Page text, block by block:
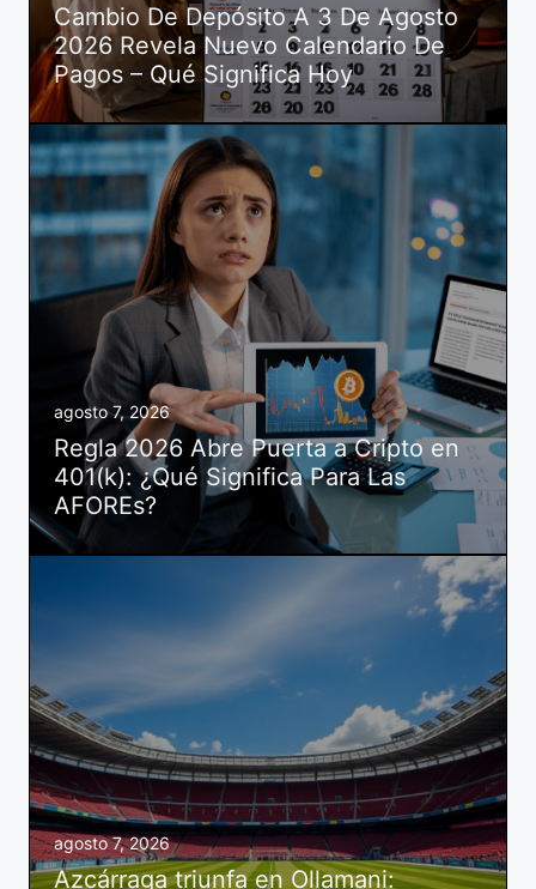
Cambio De Depósito A 3 De Agosto
2026 Revela Nuevo Calendario De
Pagos – Qué Significa Hoy
agosto 7, 2026
Regla 2026 Abre Puerta a Cripto en
401(k): ¿Qué Significa Para Las
AFOREs?
agosto 7, 2026
Azcárraga triunfa en Ollamani: